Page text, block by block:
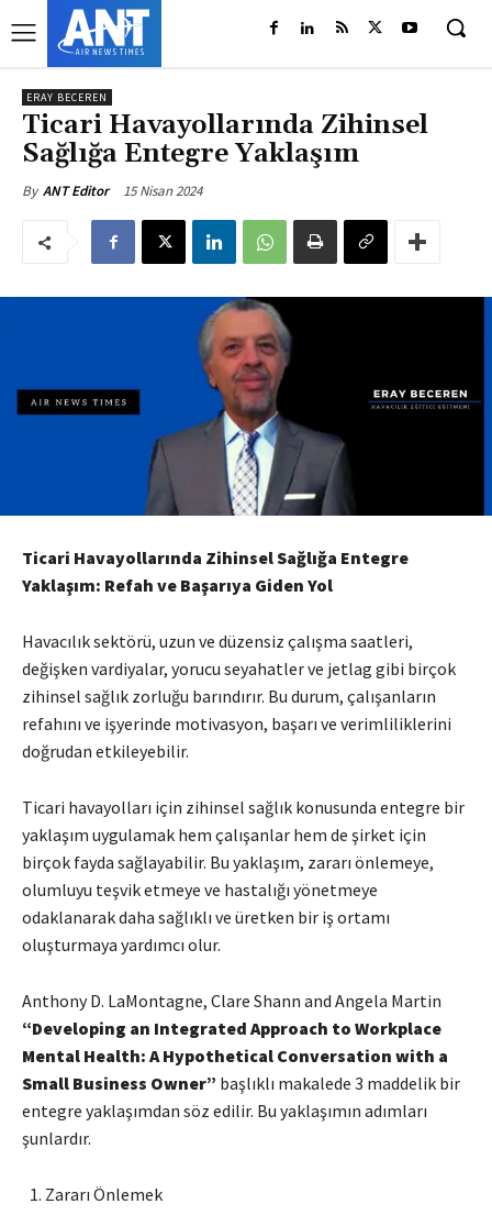
ERAY BECEREN
Ticari Havayollarında Zihinsel
Sağlığa Entegre Yaklaşım
By ANT Editor 15 Nisan 2024
Ticari Havayollarında Zihinsel Sağlığa Entegre
Yaklaşım: Refah ve Başarıya Giden Yol
Havacılık sektörü, uzun ve düzensiz çalışma saatleri,
değişken vardiyalar, yorucu seyahatler ve jetlag gibi birçok
zihinsel sağlık zorluğu barındırır. Bu durum, çalışanların
refahını ve işyerinde motivasyon, başarı ve verimliliklerini
doğrudan etkileyebilir.
Ticari havayolları için zihinsel sağlık konusunda entegre bir
yaklaşım uygulamak hem çalışanlar hem de şirket için
birçok fayda sağlayabilir. Bu yaklaşım, zararı önlemeye,
olumluyu teşvik etmeye ve hastalığı yönetmeye
odaklanarak daha sağlıklı ve üretken bir iş ortamı
oluşturmaya yardımcı olur.
Anthony D. LaMontagne, Clare Shann and Angela Martin
“Developing an Integrated Approach to Workplace
Mental Health: A Hypothetical Conversation with a
Small Business Owner” başlıklı makalede 3 maddelik bir
entegre yaklaşımdan söz edilir. Bu yaklaşımın adımları
şunlardır.
Zararı Önlemek